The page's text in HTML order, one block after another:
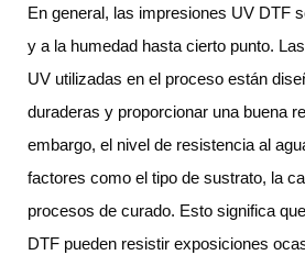
En general, las impresiones UV DTF
y a la humedad hasta cierto punto.
UV utilizadas en el proceso están
duraderas y proporcionar una buena
embargo, el nivel de resistencia al
factores como el tipo de sustrato, la
procesos de curado. Esto significa
DTF pueden resistir exposiciones